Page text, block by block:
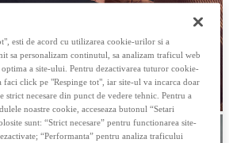
esti de acord cu utilizarea cookie-urilor si a
sa personalizam continutul, sa analizam traficul web
a site-ului. Pentru dezactivarea tuturor cookie-
faci click pe "Respinge tot", iar site-ul va incarca doar
strict necesare din punct de vedere tehnic. Pentru a
noastre cookie, acceseaza butonul “Setari
sunt: “Strict necesare” pentru functionarea site-
“Performanta” pentru analiza traficului